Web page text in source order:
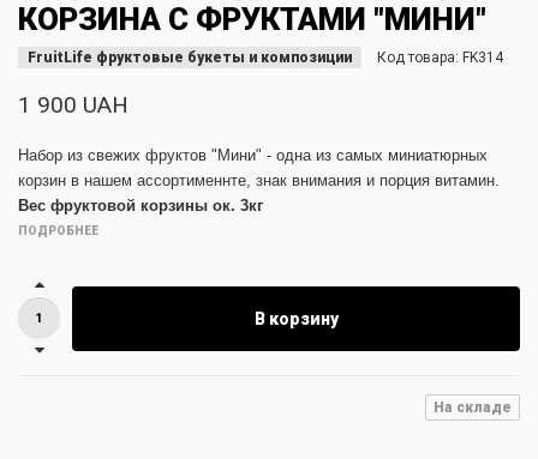
КОРЗИНА С ФРУКТАМИ "МИНИ"
FruitLife фруктовые букеты и композиции Код товара: FK314
1 900 UAH
Набор из свежих фруктов " Мини" - одна из самых миниатюрных
корзин в нашем ассортименнте, знак внимания и порция витамин.
Вес фруктовой корзины ок. 3кг
ПОДРОБНЕЕ
В корзину
На складе